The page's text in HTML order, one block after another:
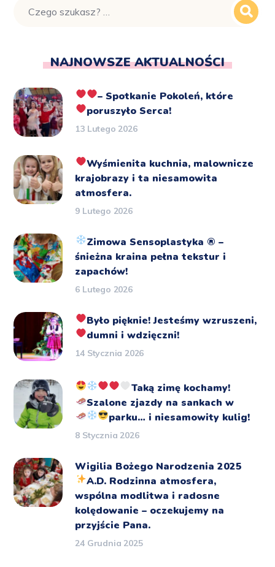
NAJNOWSZE AKTUALNOŚCI
– Spotkanie Pokoleń, które
poruszyło Serca!
13 Lutego 2026
Wyśmienita kuchnia, malownicze
krajobrazy i ta niesamowita
atmosfera.
9 Lutego 2026
Zimowa Sensoplastyka ®️ –
śnieżna kraina pełna tekstur i
zapachów!
6 Lutego 2026
Było pięknie!Jesteśmy wzruszeni,
dumni i wdzięczni!
14 Stycznia 2026
Taką zimę kochamy!
Szalone zjazdy na sankach w
parku… i niesamowity kulig!
8 Stycznia 2026
Wigilia Bożego Narodzenia 2025
A.D. Rodzinna atmosfera,
wspólna modlitwa i radosne
kolędowanie – oczekujemy na
przyjście Pana.
24 Grudnia 2025